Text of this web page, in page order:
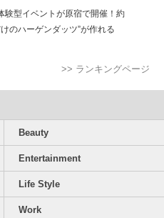
験型イベントが原宿で開催！約
のハーゲンダッツ”が作れる
>> ランキングページ
Beauty
Entertainment
Life Style
Work